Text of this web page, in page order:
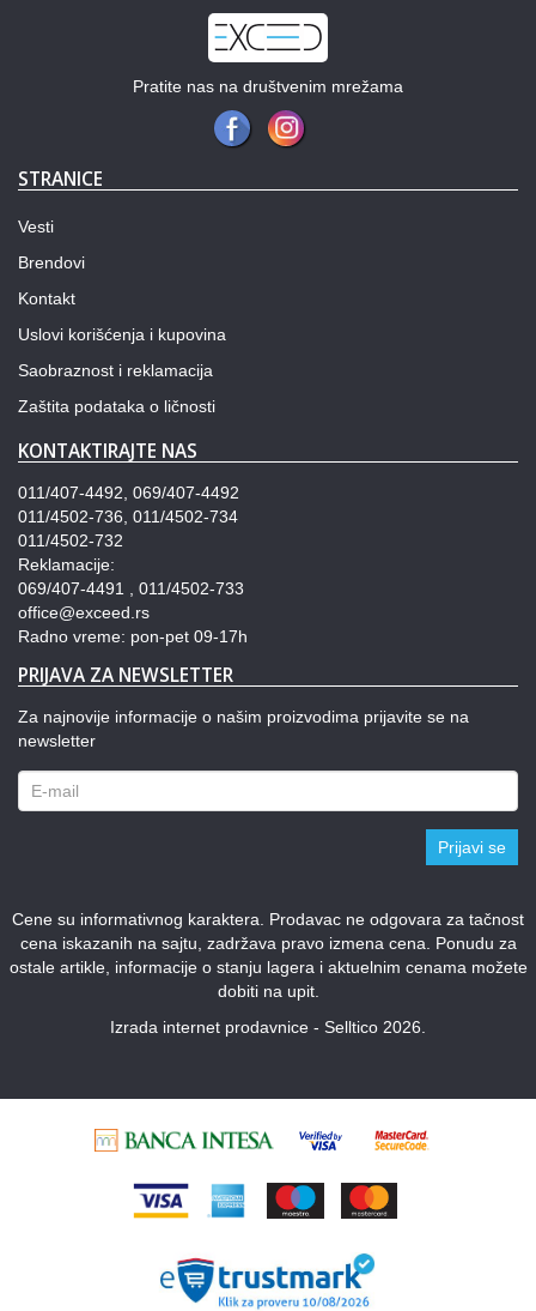
Pratite nas na društvenim mrežama
STRANICE
Vesti
Brendovi
Kontakt
Uslovi korišćenja i kupovina
Saobraznost i reklamacija
Zaštita podataka o ličnosti
KONTAKTIRAJTE NAS
011/407-4492, 069/407-4492
011/4502-736, 011/4502-734
011/4502-732
Reklamacije:
069/407-4491 , 011/4502-733
office@exceed.rs
Radno vreme: pon-pet 09-17h
PRIJAVA ZA NEWSLETTER
Za najnovije informacije o našim proizvodima prijavite se na
newsletter
Prijavi se
Cene su informativnog karaktera. Prodavac ne odgovara za tačnost
cena iskazanih na sajtu, zadržava pravo izmena cena. Ponudu za
ostale artikle, informacije o stanju lagera i aktuelnim cenama možete
dobiti na upit.
Izrada internet prodavnice - Selltico 2026.